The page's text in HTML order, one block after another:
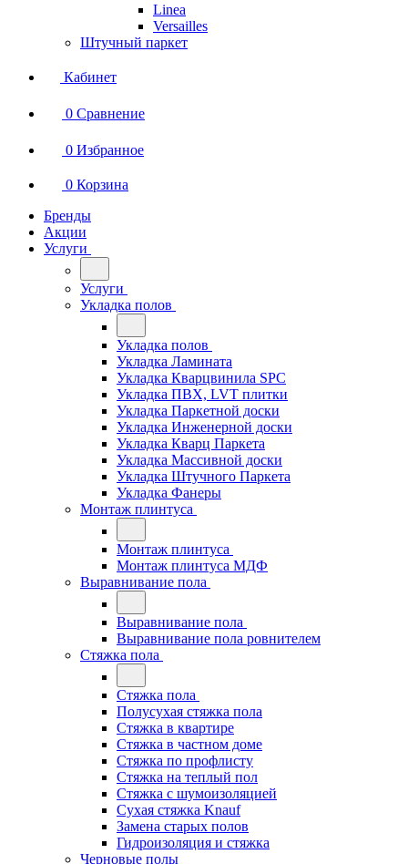
Linea
Versailles
Штучный паркет
Кабинет
0 Сравнение
0 Избранное
0 Корзина
Бренды
Акции
Услуги
Услуги
Укладка полов
Укладка полов
Укладка Ламината
Укладка Кварцвинила SPC
Укладка ПВХ, LVT плитки
Укладка Паркетной доски
Укладка Инженерной доски
Укладка Кварц Паркета
Укладка Массивной доски
Укладка Штучного Паркета
Укладка Фанеры
Монтаж плинтуса
Монтаж плинтуса
Монтаж плинтуса МДФ
Выравнивание пола
Выравнивание пола
Выравнивание пола ровнителем
Стяжка пола
Стяжка пола
Полусухая стяжка пола
Стяжка в квартире
Стяжка в частном доме
Стяжка по профлисту
Стяжка на теплый пол
Стяжка с шумоизоляцией
Сухая стяжка Knauf
Замена старых полов
Гидроизоляция и стяжка
Черновые полы